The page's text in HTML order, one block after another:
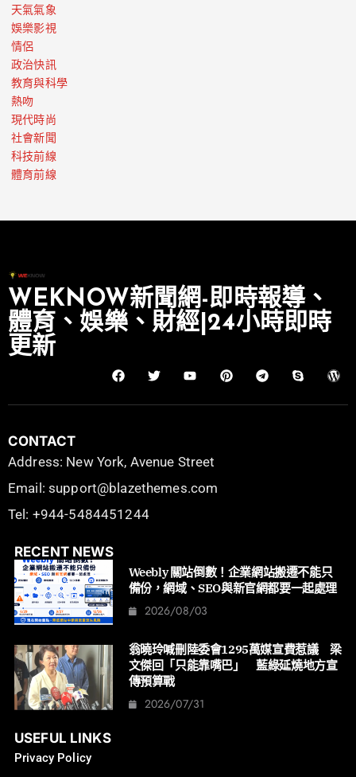
天氣氣象
娛樂影視
情侶
政治快訊
教育與科學
熱吻
現代時尚
社會新聞
科技前線
體育前線
WEKNOW新聞網-即時報導、
體育、娛樂、財經|24小時即時
更新
CONTACT
Address: New York, Avenue Street
Email: support@blazethemes.com
Tel: +944-5484451244
RECENT NEWS
Weebly 關站倒數！企業網站搬遷不能只
備份，網域、SEO與新官網都要一起處理
2026/08/03
翁曉玲喊刪陸委會1295萬媒宣費惹議 梁
文傑回「只能靠嘴巴」 藍綠延燒地方宣
傳預算戰
2026/07/31
USEFUL LINKS
Privacy Policy